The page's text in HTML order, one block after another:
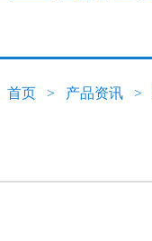
首页 > 产品资讯 >